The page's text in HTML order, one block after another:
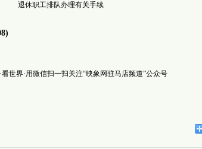
退休职工排队办理有关手续
看世界·用微信扫一扫关注“映象网驻马店频道”公众号